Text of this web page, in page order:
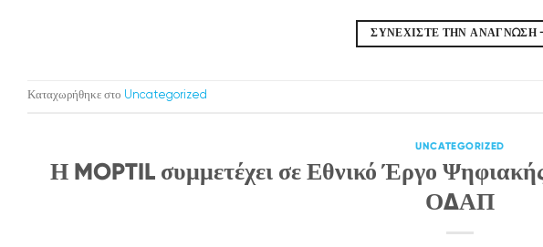
ΣΥΝΕΧΊΣΤΕ ΤΗΝ ΑΝΆΓΝΩΣΗ
Καταχωρήθηκε στο Uncategorized
UNCATEGORIZED
Η MOPTIL συμμετέχει σε Εθνικό Έργο
ΟΔΑΠ